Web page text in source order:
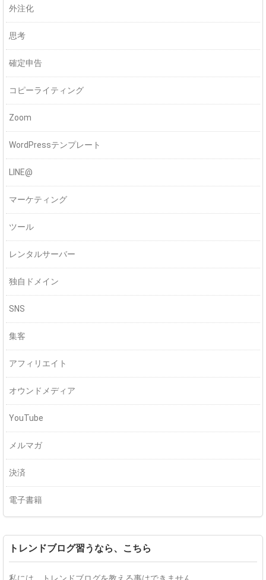
外注化
思考
確定申告
コピーライティング
Zoom
WordPressテンプレート
LINE@
マーケティング
ツール
レンタルサーバー
独自ドメイン
SNS
集客
アフィリエイト
オウンドメディア
YouTube
メルマガ
決済
電子書籍
トレンドブログ習うなら、こちら